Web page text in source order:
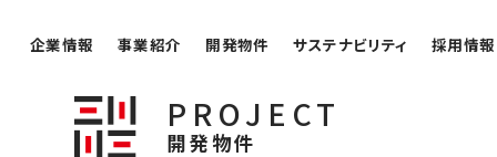
企業情報 事業紹介 開発物件 サステナビリティ 採用情報
PROJECT
開発物件